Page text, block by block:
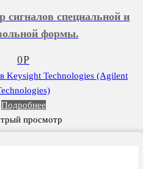
сигналов специальной и
формы.
0Р
Keysight Technologies (Agilent
Подробнее
просмотр